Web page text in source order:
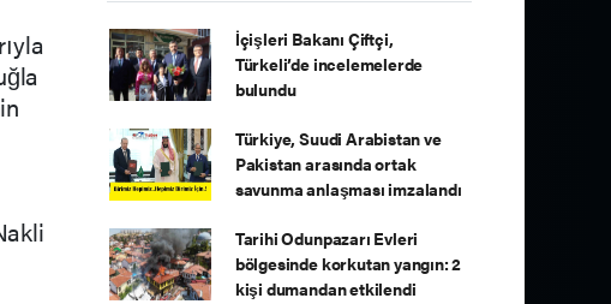
İçişleri Bakanı Çiftçi,
Türkeli’de incelemelerde
bulundu
Türkiye, Suudi Arabistan ve
Pakistan arasında ortak
savunma anlaşması imzalandı
Tarihi Odunpazarı Evleri
bölgesinde korkutan yangın: 2
kişi dumandan etkilendi